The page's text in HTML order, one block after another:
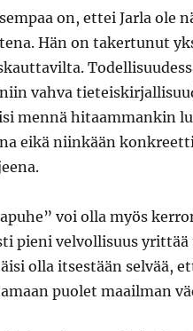
on, ettei Jarla ole
Hän on takertunut
vahva
mennä hitaammankin
eikä niinkään
voi olla myös
pieni velvollisuus yrittää
olla itsestään selvää,
puolet maailman